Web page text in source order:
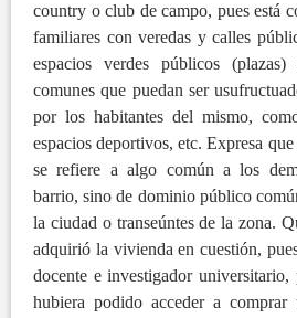
country o club de campo, pues está
familiares con veredas y calles
espacios verdes públicos
comunes que puedan ser
por los habitantes del mismo,
espacios deportivos, etc. Expresa
se refiere a algo común a los
barrio, sino de dominio público
la ciudad o transeúntes de la zona.
adquirió la vivienda en cuestión,
docente e investigador
hubiera podido acceder a